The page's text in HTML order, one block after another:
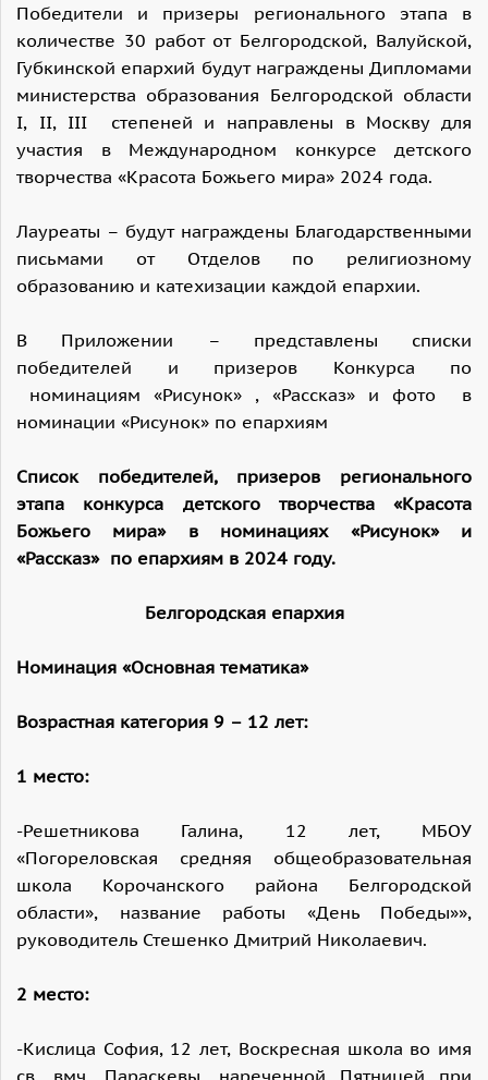
Победители и призеры регионального этапа в
количестве 30 работ от Белгородской, Валуйской,
Губкинской епархий будут награждены Дипломами
министерства образования Белгородской области
I, II, III степеней и направлены в Москву для
участия в Международном конкурсе детского
творчества «Красота Божьего мира» 2024 года.
Лауреаты – будут награждены Благодарственными
письмами от Отделов по религиозному
образованию и катехизации каждой епархии.
В Приложении – представлены списки
победителей и призеров Конкурса по
номинациям «Рисунок» , «Рассказ» и фото в
номинации «Рисунок» по епархиям
Список победителей, призеров регионального
этапа конкурса детского творчества «Красота
Божьего мира» в номинациях «Рисунок» и
«Рассказ» по епархиям в 2024 году.
Белгородская епархия
Номинация «Основная тематика»
Возрастная категория 9 – 12 лет:
1 место:
-Решетникова Галина, 12 лет, МБОУ
«Погореловская средняя общеобразовательная
школа Корочанского района Белгородской
области», название работы «День Победы»»,
руководитель Стешенко Дмитрий Николаевич.
2 место:
-Кислица София, 12 лет, Воскресная школа во имя